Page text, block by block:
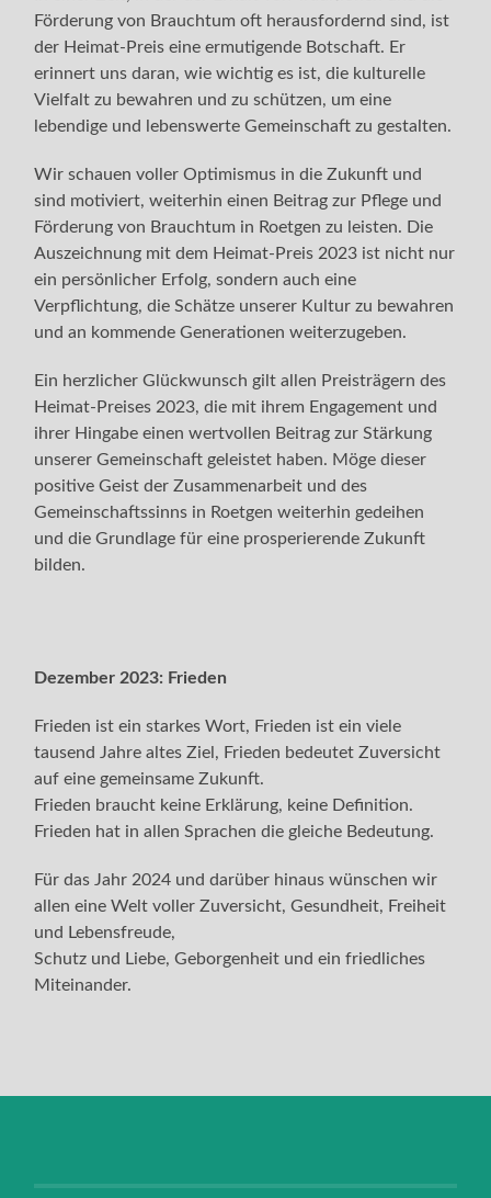
Förderung von Brauchtum oft herausfordernd sind, ist
der Heimat-Preis eine ermutigende Botschaft. Er
erinnert uns daran, wie wichtig es ist, die kulturelle
Vielfalt zu bewahren und zu schützen, um eine
lebendige und lebenswerte Gemeinschaft zu gestalten.
Wir schauen voller Optimismus in die Zukunft und
sind motiviert, weiterhin einen Beitrag zur Pflege und
Förderung von Brauchtum in Roetgen zu leisten. Die
Auszeichnung mit dem Heimat-Preis 2023 ist nicht nur
ein persönlicher Erfolg, sondern auch eine
Verpflichtung, die Schätze unserer Kultur zu bewahren
und an kommende Generationen weiterzugeben.
Ein herzlicher Glückwunsch gilt allen Preisträgern des
Heimat-Preises 2023, die mit ihrem Engagement und
ihrer Hingabe einen wertvollen Beitrag zur Stärkung
unserer Gemeinschaft geleistet haben. Möge dieser
positive Geist der Zusammenarbeit und des
Gemeinschaftssinns in Roetgen weiterhin gedeihen
und die Grundlage für eine prosperierende Zukunft
bilden.
Dezember 2023: Frieden
Frieden ist ein starkes Wort, Frieden ist ein viele
tausend Jahre altes Ziel, Frieden bedeutet Zuversicht
auf eine gemeinsame Zukunft.
Frieden braucht keine Erklärung, keine Definition.
Frieden hat in allen Sprachen die gleiche Bedeutung.
Für das Jahr 2024 und darüber hinaus wünschen wir
allen eine Welt voller Zuversicht, Gesundheit, Freiheit
und Lebensfreude,
Schutz und Liebe, Geborgenheit und ein friedliches
Miteinander.